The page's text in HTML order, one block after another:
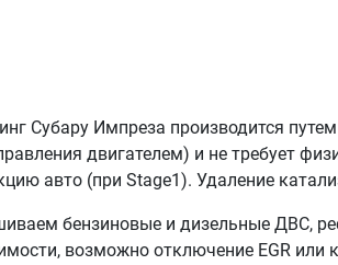
Субару Импреза производится
двигателем) и не требует
авто (при Stage1). Удаление
бензиновые и дизельные ДВС,
возможно отключение EGR или